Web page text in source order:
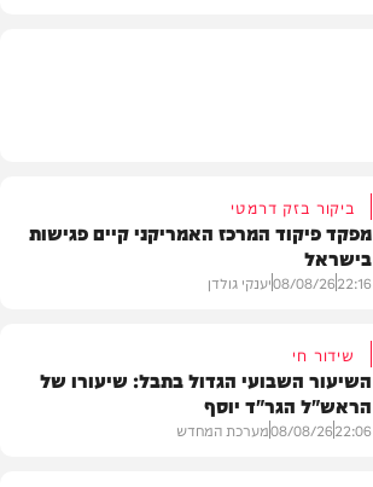
ביקור בזק דרמטי
מפקד פיקוד המרכז האמריקני קיים פגישות
בישראל
22:16
08/08/26יענקי גולדן
שידור חי
השיעור השבועי הגדול בתבל: שיעורו של
הראש"ל הגר"ד יוסף
22:06
08/08/26מערכת המחדש